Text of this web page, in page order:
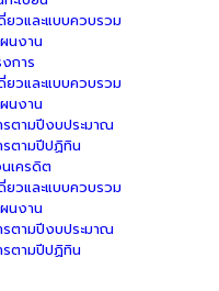
ยวและแบบควบรวม
นงาน
การ
ยวและแบบควบรวม
นงาน
รตามปีงบประมาณ
รตามปีปฏิทิน
เครดิต
ยวและแบบควบรวม
นงาน
รตามปีงบประมาณ
รตามปีปฏิทิน